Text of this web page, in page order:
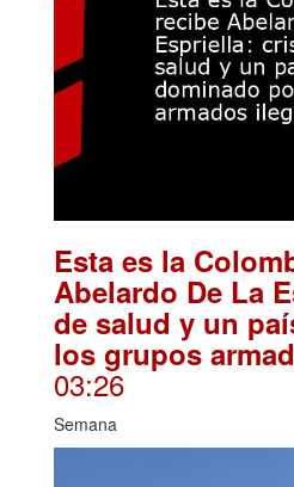
Esta es la
Abelardo De La
de salud y un
los grupos
03:26
Semana